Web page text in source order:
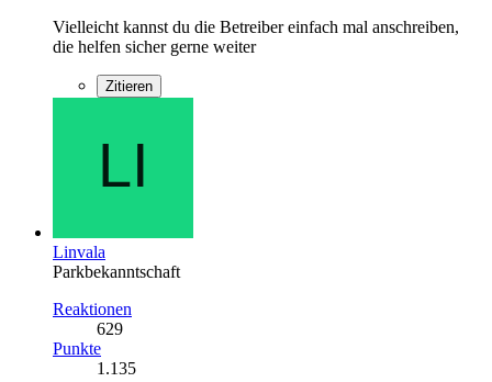
Vielleicht kannst du die Betreiber einfach mal anschreiben,
die helfen sicher gerne weiter
Zitieren
Linvala
Parkbekanntschaft
Reaktionen
629
Punkte
1.135